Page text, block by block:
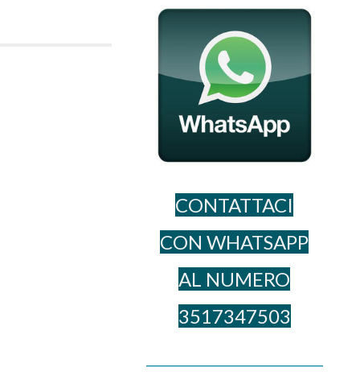
CONTATTACI
CON WHATSAPP
AL NUME​RO
3517347503